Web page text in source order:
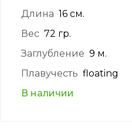
Длина 16 см.
Вес 72 гр.
Заглубление 9 м.
Плавучесть floating
В наличии